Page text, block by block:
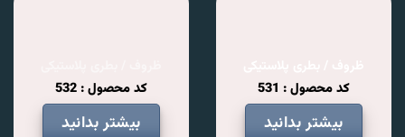
کد محصول : 531
بیشتر بدانید
کد محصول : 532
بیشتر بدانید